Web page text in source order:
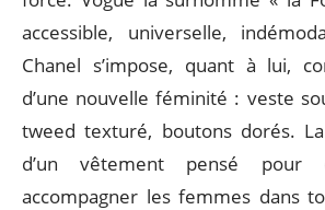
accessible, universelle,
Chanel s’impose, quant à lui,
d’une nouvelle féminité : veste
tweed texturé, boutons dorés.
d’un vêtement pensé pour
accompagner les femmes dans